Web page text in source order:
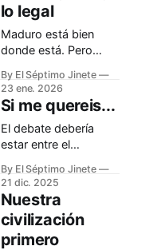
lo legal
Maduro está bien
donde está. Pero
muchos acaben
compareciendo ante
la justicia
By El Séptimo Jinete
23 ene. 2026
Si me quereis...
El debate debería
estar entre el
socialdemocracia
By El Séptimo Jinete
21 dic. 2025
Nuestra
civilización
primero